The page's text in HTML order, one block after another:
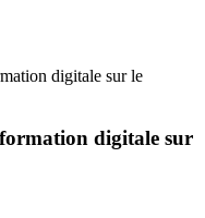
digitale sur le
digitale sur